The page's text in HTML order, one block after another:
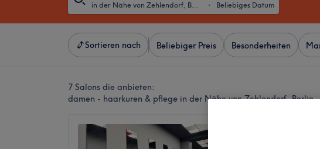
in der Nähe von Zehlendorf, Berlin ・ Beliebiges Datum
Sortieren nach Beliebiger Preis Besonderheiten
7 Salons die anbieten:
damen - haarkuren & pflege in der Nähe von Zehlendorf, Berlin